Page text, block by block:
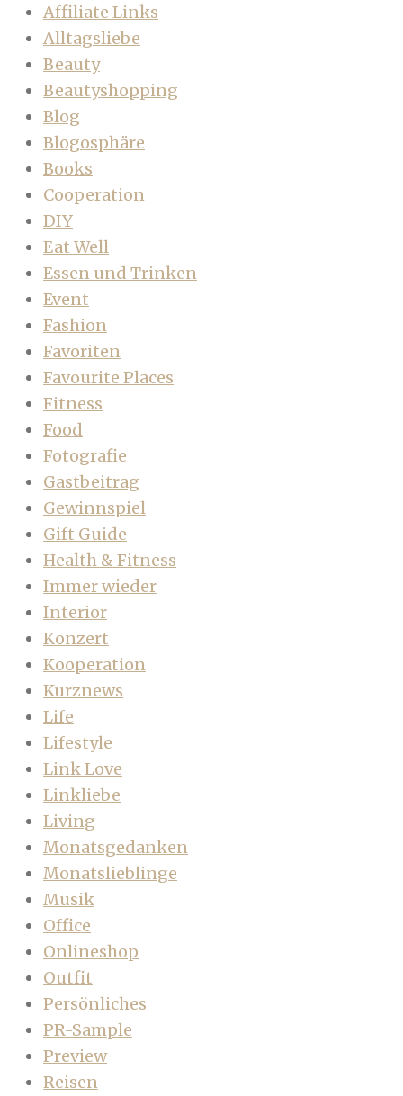
Affiliate Links
Alltagsliebe
Beauty
Beautyshopping
Blog
Blogosphäre
Books
Cooperation
DIY
Eat Well
Essen und Trinken
Event
Fashion
Favoriten
Favourite Places
Fitness
Food
Fotografie
Gastbeitrag
Gewinnspiel
Gift Guide
Health & Fitness
Immer wieder
Interior
Konzert
Kooperation
Kurznews
Life
Lifestyle
Link Love
Linkliebe
Living
Monatsgedanken
Monatslieblinge
Musik
Office
Onlineshop
Outfit
Persönliches
PR-Sample
Preview
Reisen